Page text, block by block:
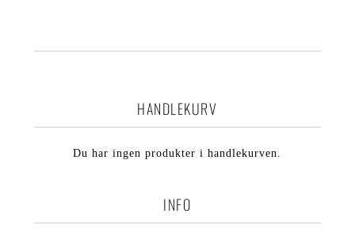
HANDLEKURV
Du har ingen produkter i handlekurven.
INFO